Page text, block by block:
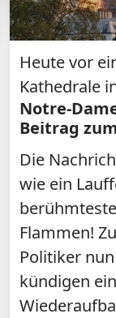
Heute vor
Kathedrale
Notre-
Beitrag
Die
wie ein
Flammen!
Politiker
kündigen